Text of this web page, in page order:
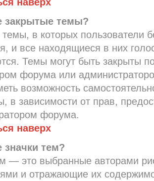
закрытые темы?
темы, в которых пользователи
и все находящиеся в них
Темы могут быть закрыты
форума или
возможность
в зависимости от прав,
форума.
наверх
значки тем?
— это выбранные авторами
и отражающие их